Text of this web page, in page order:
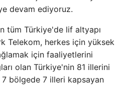
devam ediyoruz.
tüm Türkiye'de lif altyapı
Telekom, herkes için yüksek
için faaliyetlerini
olan Türkiye'nin 81 illerini
bölgede 7 illeri kapsayan